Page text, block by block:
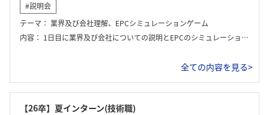
#説明会
テーマ： 業界及び会社理解、EPCシミュレーションゲーム
内容： 1日目に業界及び会社についての説明とEPCのシミュレーションゲームを行い、2日目に社員交流会として社員の方々の話を聞く内容でした。
全ての内容を見る>
【26卒】夏インターン(技術職)